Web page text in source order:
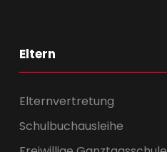
Eltern
Elternvertretung
Schulbuchausleihe